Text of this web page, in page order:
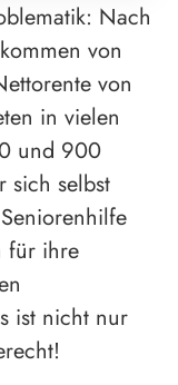
Nach
von
von
in vielen
und 900
sich selbst
für ihre
ist nicht nur